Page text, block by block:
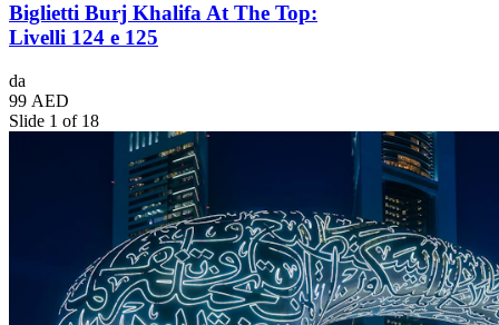
Biglietti Burj Khalifa At The Top:
Livelli 124 e 125
da
99 AED
Slide 1 of 18